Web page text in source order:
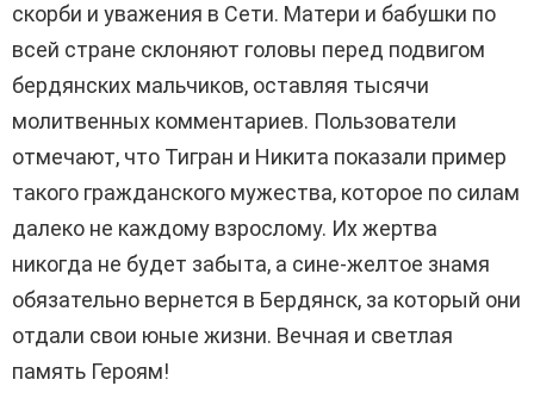
скорби и уважения в Сети. Матери и бабушки по
всей стране склоняют головы перед подвигом
бердянских мальчиков, оставляя тысячи
молитвенных комментариев. Пользователи
отмечают, что Тигран и Никита показали пример
такого гражданского мужества, которое по силам
далеко не каждому взрослому. Их жертва
никогда не будет забыта, а сине-желтое знамя
обязательно вернется в Бердянск, за который они
отдали свои юные жизни. Вечная и светлая
память Героям!